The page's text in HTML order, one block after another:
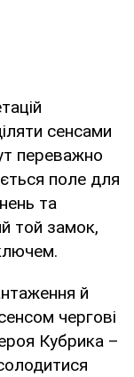
сенсами
переважно
поле для
та
той замок,
й
чергові
Кубрика –